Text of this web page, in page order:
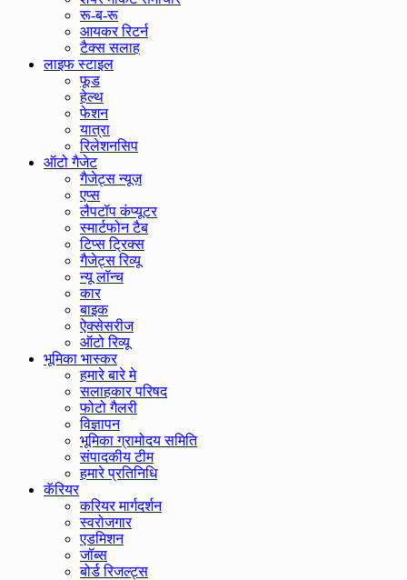
रू-ब-रू
आयकर रिटर्न
टैक्स सलाह
लाइफ स्टाइल
फूड
हेल्थ
फेशन
यात्रा
रिलेशनसिप
ऑटो गैजेट
गैजेट्स न्यूज़
एप्स
लैपटॉप कंप्यूटर
स्मार्टफोन टैब
टिप्स ट्रिक्स
गैजेट्स रिव्यू
न्यू लॉन्च
कार
बाइक
ऐक्सेसरीज
ऑटो रिव्यू
भूमिका भास्कर
हमारे बारे मे
सलाहकार परिषद
फोटो गैलरी
विज्ञापन
भूमिका ग्रामोदय समिति
संपादकीय टीम
हमारे प्रतिनिधि
कॅरियर
करियर मार्गदर्शन
स्वरोजगार
एडमिशन
जॉब्स
बोर्ड रिजल्ट्स